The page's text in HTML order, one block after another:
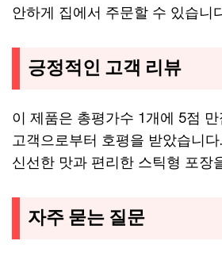
안하게 집에서 주문할 수 있습니
긍정적인 고객 리뷰
이 제품은 총평가수 1개에 5점
고객으로부터 호평을 받았습니
신선한 맛과 편리한 스틱형 포장
자주 묻는 질문